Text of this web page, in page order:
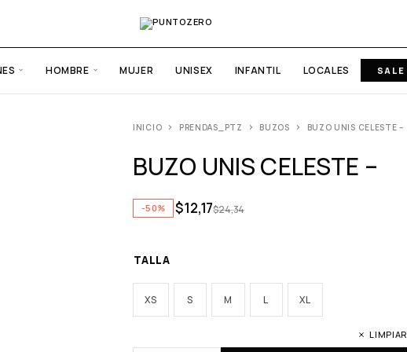
HOMBRE MUJER UNISEX INFANTIL LOCALES SALE
INICIO PRENDAS_PTZ BUZOS BUZO UNIS CELESTE –
BUZO UNIS CELESTE –
-50% $24,34
$12,17
TALLA
XS S M L XL
LIMPIAR